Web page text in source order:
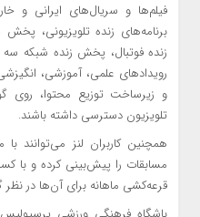
فیلم‌ها و سریال‌های ایرانی و
برنامه‌های زنده تلویزیونی،
زنده فوتبال، پخش زنده شبکه
رویدادهای علمی، آموزشی،
و زیرساخت توزیع محتوا، روی
تلویزیون دسترسی داشته باشند.
همچنین کاربران لنز می‌توانند
مسابقات را پیش‌بینی کرده و با
قرعه‌کشی ماهانه برای آن‌ها در نظر